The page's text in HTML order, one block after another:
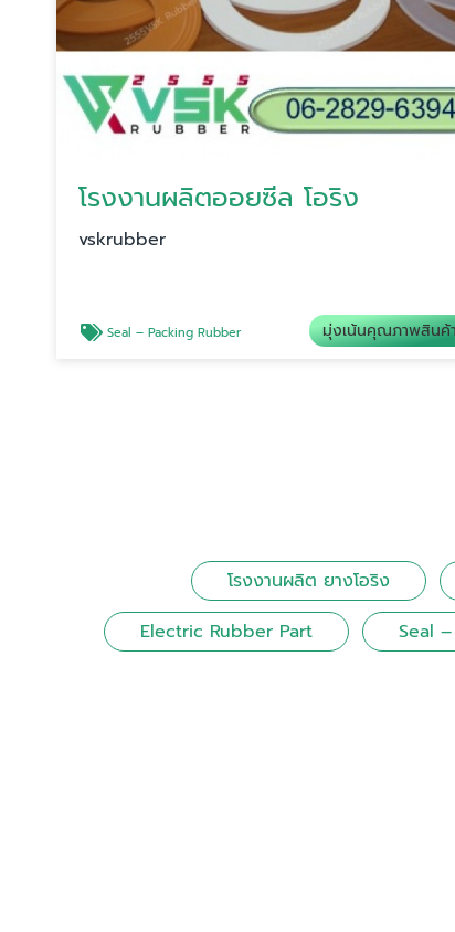
โรงงานผลิตออยซีล โอริง
vskrubber
Seal – Packing Rubber มุ่งเน้นคุณภาพสินค้
โรงงานผลิต ยางโอริง
Electric Rubber Part
Seal